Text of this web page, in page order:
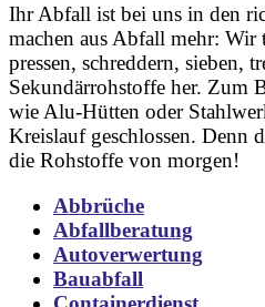
Ihr Abfall ist bei uns in den
machen aus Abfall mehr: Wir
pressen, schreddern, sieben,
Sekundärrohstoffe her. Zum
wie Alu-Hütten oder
Kreislauf geschlossen. Denn
die Rohstoffe von morgen!
Abbrüche
Abfallberatung
Autoverwertung
Bauabfall